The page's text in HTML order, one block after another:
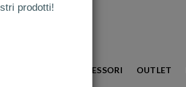
ACCESSORI OUTLET
prodotti!